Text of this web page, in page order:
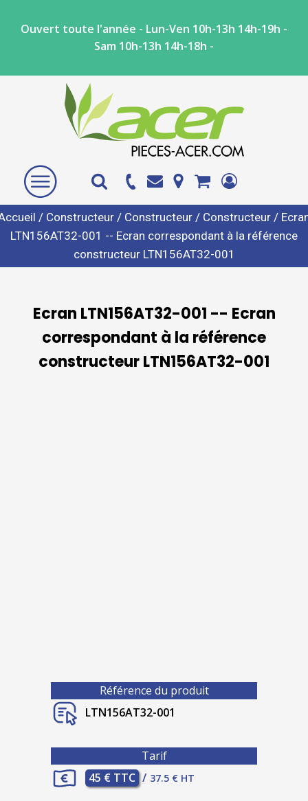
Ouvert toute l'année - Lun-Ven 10h-13h 14h-19h -
Sam 10h-13h 14h-18h -
/ Constructeur / Constructeur / Constructeur /
LTN156AT32-001 -- Ecran correspondant à la référence
constructeur LTN156AT32-001
Ecran LTN156AT32-001 -- Ecran
correspondant à la référence
constructeur LTN156AT32-001
Référence du produit
LTN156AT32-001
Tarif
45 € TTC / 37.5 € HT